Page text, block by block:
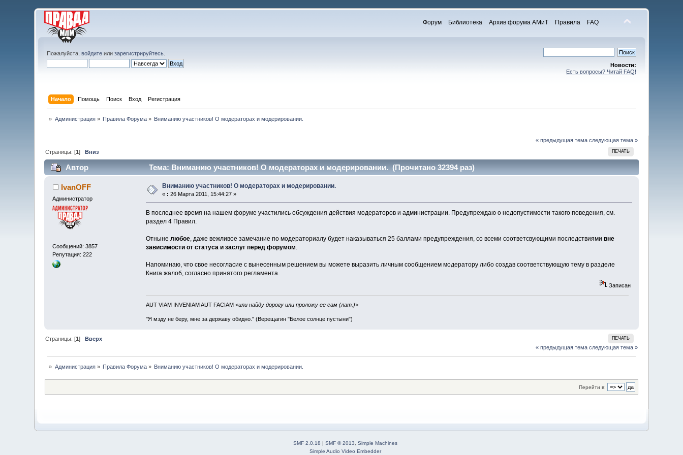
Форум Библиотека Архив форума АМиТ Правила FAQ
Пожалуйста,войдите илизарегистрируйтесь
Новости:
Есть вопросы? Читай FAQ!
Начало Помощь Поиск Вход Регистрация
» Администрация» Правила Форума » Вниманию участников! О модераторах и модерировании.
« предыдущая тема следующая тема »
ПЕЧАТЬ
Страницы: [1]Вниз
Автор Тема: Вниманию участников! О модераторах и модерировании. (Прочитано 32394 раз)
IvanOFF
Администратор
Сообщений: 3857
Репутация: 222
Вниманию участников! О модераторах и модерировании.
« : 26 Марта 2011, 15:44:27 »
В последнее время на нашем форуме участились обсуждения действия модераторов и администрации. Предупреждаю о недопустимости такого поведения, см.
раздел 4 Правил.
Отныне любое, даже вежливое замечание по модераториалу будет наказываться 25 баллами предупреждения, со всеми соответсвующими последствиями вне
зависимости от статуса и заслуг перед форумом.
Напоминаю, что свое несогласие с вынесенным решением вы можете выразить личным сообщением модератору либо создав соответствующую тему в разделе
Книга жалоб, согласно принятого регламента.
Записан
AUT VIAM INVENIAM AUT FACIAM <или найду дорогу или проложу ее сам (лат.)>
"Я мзду не беру, мне за державу обидно." (Верещагин "Белое солнце пустыни")
ПЕЧАТЬ
Страницы: [1]Вверх
« предыдущая тема следующая тема »
» Администрация» Правила Форума » Вниманию участников! О модераторах и модерировании.
Перейти в:
SMF 2.0.18 | SMF © 2013
Simple Machines
Simple Audio Video Embedder